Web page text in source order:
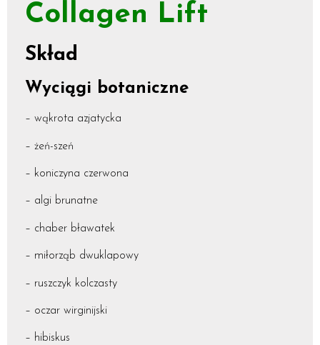
Collagen Lift
Skład
Wyciągi botaniczne
– wąkrota azjatycka
– żeń-szeń
– koniczyna czerwona
– algi brunatne
– chaber bławatek
– miłorząb dwuklapowy
– ruszczyk kolczasty
– oczar wirginijski
– hibiskus